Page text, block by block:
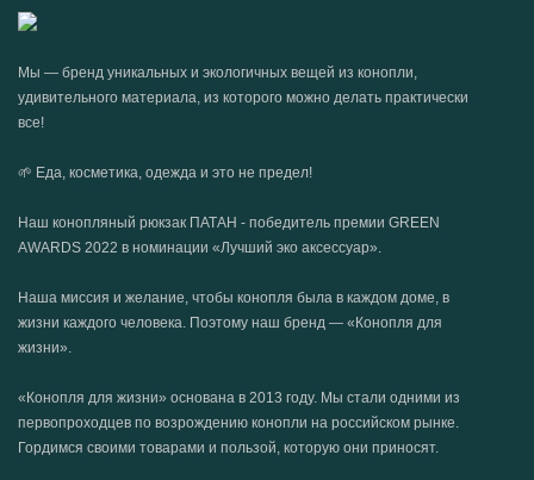
Мы — бренд уникальных и экологичных вещей из конопли,
удивительного материала, из которого можно делать практически
все!
🌱 Еда, косметика, одежда и это не предел!
Наш конопляный рюкзак ПАТАН - победитель премии GREEN
AWARDS 2022 в номинации «Лучший эко аксессуар».
Наша миссия и желание, чтобы конопля была в каждом доме, в
жизни каждого человека. Поэтому наш бренд — «Конопля для
жизни».
«Конопля для жизни» основана в 2013 году. Мы стали одними из
первопроходцев по возрождению конопли на российском рынке.
Гордимся своими товарами и пользой, которую они приносят.